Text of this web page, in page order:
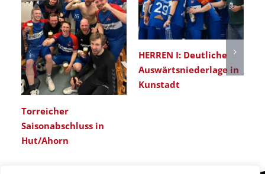
Torreicher
Saisonabschluss in
Hut/Ahorn
HERREN I: Deutliche
Auswärtsniederlage in
Kunstadt